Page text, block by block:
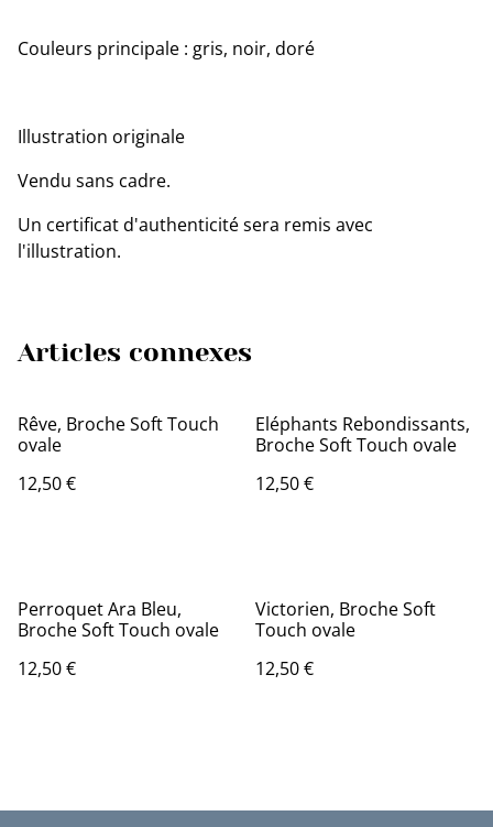
Couleurs principale : gris, noir, doré
Illustration originale
Vendu sans cadre.
Un certificat d'authenticité sera remis avec
l'illustration.
Articles connexes
Rêve, Broche Soft Touch
ovale
12,50 €
Eléphants Rebondissants,
Broche Soft Touch ovale
12,50 €
Perroquet Ara Bleu,
Broche Soft Touch ovale
12,50 €
Victorien, Broche Soft
Touch ovale
12,50 €